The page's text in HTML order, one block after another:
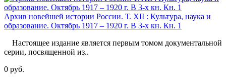
Архив новейшей истории России. Т. XII : Культура, наука и
образование. Октябрь 1917 – 1920 г. В 3-х кн. Кн. 1
Настоящее издание является первым томом документальной
серии, посвященной из..
0 руб.